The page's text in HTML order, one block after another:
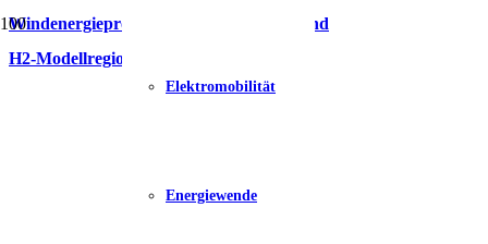
Elektromobilität
Energiewende
Windenergieprojekte in kommunaler Hand
H2-Modellregion „HyBayern“